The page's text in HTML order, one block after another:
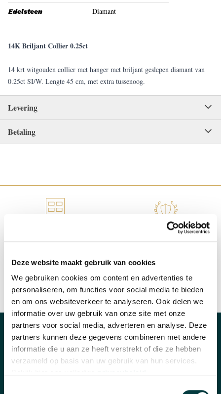
Deze website maakt gebruik van cookies
We gebruiken cookies om content en advertenties te
personaliseren, om functies voor social media te bieden
en om ons websiteverkeer te analyseren. Ook delen we
informatie over uw gebruik van onze site met onze
partners voor social media, adverteren en analyse. Deze
partners kunnen deze gegevens combineren met andere
informatie die u aan ze heeft verstrekt of die ze hebben
verzameld op basis van uw gebruik van hun services.
Edelsteen Diamant
14K Briljant Collier 0.25ct
14 krt witgouden collier met hanger met briljant geslepen diamant van
0.25ct SI/W. Lengte 45 cm, met extra tussenoog.
Levering
Betaling
OFFICIEEL VERKOOPPUNT
CATEGORIEËN
Horloges